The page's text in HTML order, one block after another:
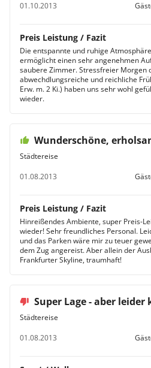
01.10.2013
Preis Leistung / Fazit
Die entspannte und ruhige
ermöglicht einen sehr angenehmen
saubere Zimmer. Stressfreier Morgen
abwechdlungsreiche und reichliche
Erw. m. 2 Ki.) haben uns sehr wohl
wieder.
Wunderschöne,
Städtereise
01.08.2013
Preis Leistung / Fazit
Hinreißendes Ambiente, super Preis-
wieder! Sehr freundliches Personal.
und das Parken wäre mir zu teuer
dem Zug angereist. Aber allein der
Frankfurter Skyline, traumhaft!
Super Lage - aber leider
Städtereise
01.08.2013